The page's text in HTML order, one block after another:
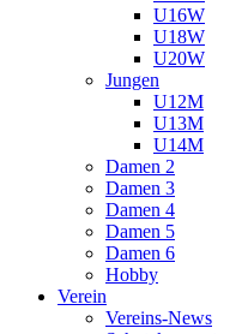
U16W
U18W
U20W
Jungen
U12M
U13M
U14M
Damen 2
Damen 3
Damen 4
Damen 5
Damen 6
Hobby
Verein
Vereins-News